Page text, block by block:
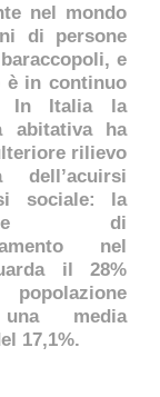
nel mondo
di persone
e
è in continuo
In Italia la
abitativa ha
rilievo
sociale: la
di
nel
il 28%
media
17,1%.